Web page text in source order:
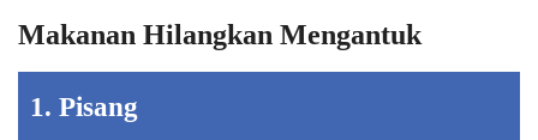
Makanan Hilangkan Mengantuk
1. Pisang